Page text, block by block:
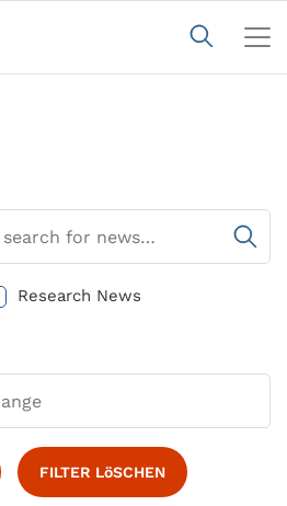
Research News
FILTER LöSCHEN